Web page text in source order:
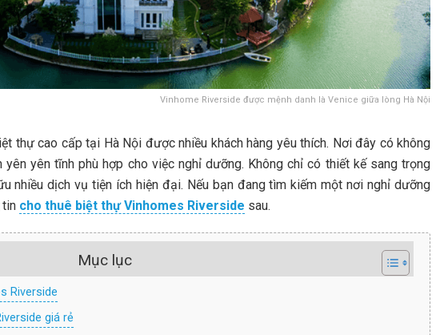
Vinhome Riverside được mệnh danh là Venice giữa lòng Hà Nội
thự cao cấp tại Hà Nội được nhiều khách hàng yêu thích. Nơi đây có không
yên yên tĩnh phù hợp cho việc nghỉ dưỡng. Không chỉ có thiết kế sang trọng
nhiều dịch vụ tiện ích hiện đại. Nếu bạn đang tìm kiếm một nơi nghỉ dưỡng
tin cho thuê biệt thự Vinhomes Riverside sau.
Mục lục
Riverside
giá rẻ